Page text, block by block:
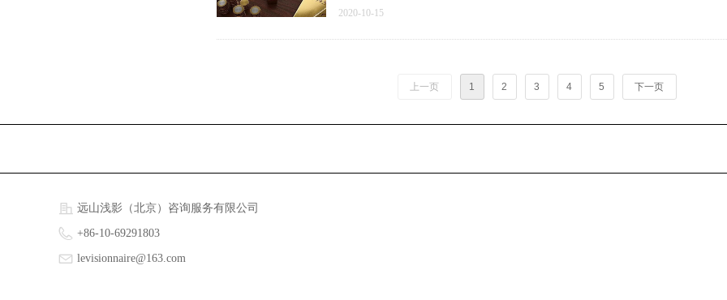
2020-10-15
上一页 1 2 3 4 5 下一页
远山浅影（北京）咨询服务有限公司
+86-10-69291803
levisionnaire@163.com